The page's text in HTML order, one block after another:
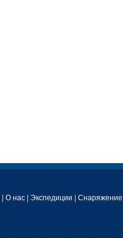
| О нас| Экспедиции | Снаряжение